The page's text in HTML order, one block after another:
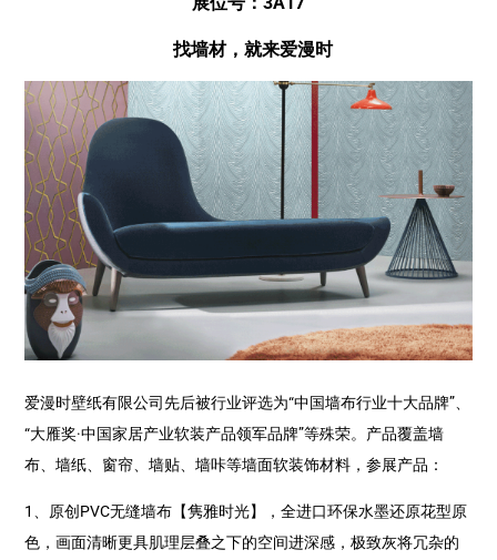
找墙材，就来爱漫时
爱漫时壁纸有限公司先后被行业评选为“中国墙布行业十大品牌”、
“大雁奖·中国家居产业软装产品领军品牌”等殊荣。产品覆盖墙
布、墙纸、窗帘、墙贴、墙咔等墙面软装饰材料，参展产品：
1、原创PVC无缝墙布【隽雅时光】，全进口环保水墨还原花型原
色，画面清晰更具肌理层叠之下的空间进深感，极致灰将冗杂的